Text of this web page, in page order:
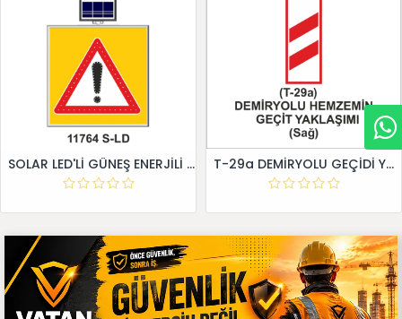
SOLAR LED'Lİ GÜNEŞ ENERJİLİ LEVHA T-29a DEMİRYOLU GEÇİDİ YAKLAŞIM LEVHALARI (Sağ)